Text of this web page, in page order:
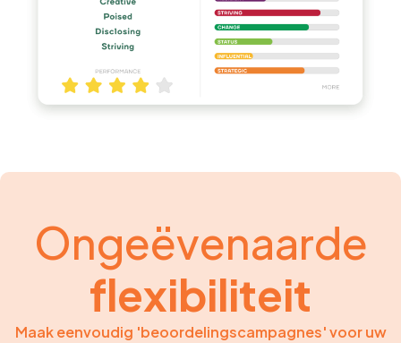
Ongeëvenaarde
flexibiliteit
Maak eenvoudig 'beoordelingscampagnes' voor uw